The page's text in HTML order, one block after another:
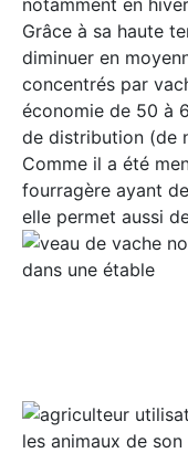
notamment en
Grâce à sa haute
diminuer en
concentrés par
économie de 50 à
de distribution (de
Comme il a été
fourragère ayant
elle permet aussi